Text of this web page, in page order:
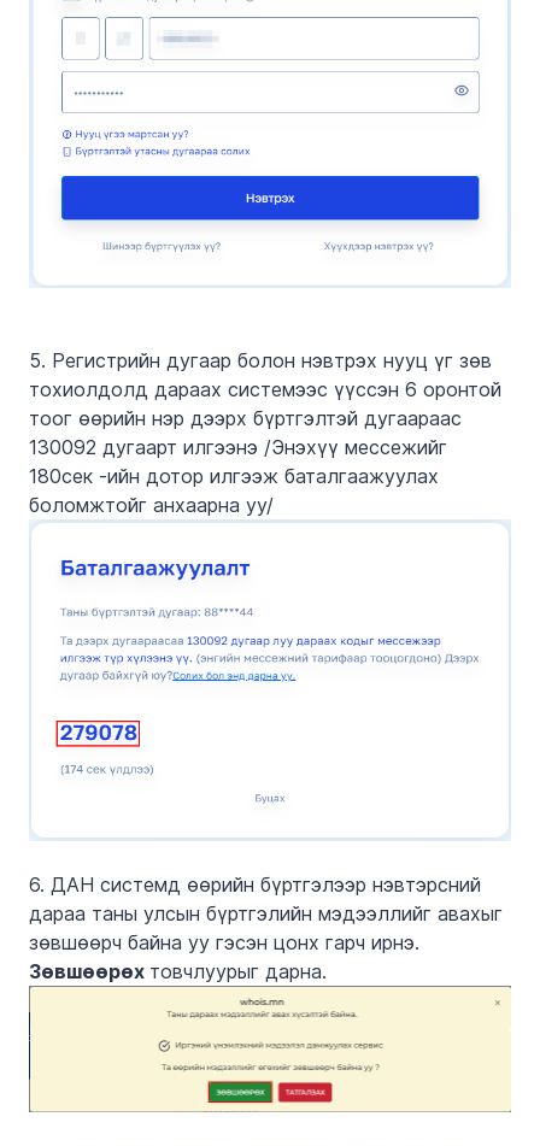
5. Регистрийн дугаар болон нэвтрэх нууц үг зөв
тохиолдолд дараах системээс үүссэн 6 оронтой
тоог өөрийн нэр дээрх бүртгэлтэй дугаараас
130092 дугаарт илгээнэ /Энэхүү мессежийг
180сек -ийн дотор илгээж баталгаажуулах
боломжтойг анхаарна уу/
6. ДАН системд өөрийн бүртгэлээр нэвтэрсний
дараа таны улсын бүртгэлийн мэдээллийг авахыг
зөвшөөрч байна уу гэсэн цонх гарч ирнэ.
Зөвшөөрөх товчлуурыг дарна.